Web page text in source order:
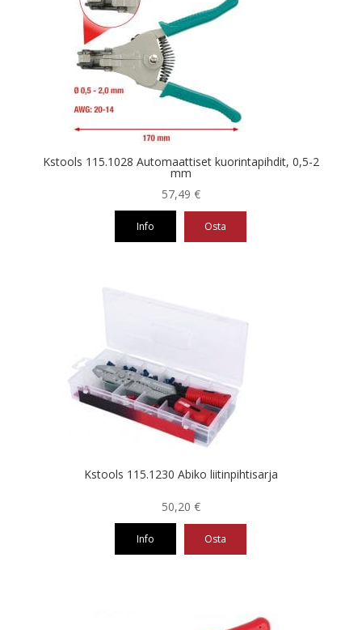
Kstools 115.1028 Automaattiset kuorintapihdit, 0,5-2
mm
57,49 €
Info Osta
Kstools 115.1230 Abiko liitinpihtisarja
50,20 €
Info Osta